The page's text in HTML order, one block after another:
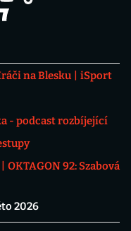
na Blesku
iSport
- podcast rozbíjející
OKTAGON 92: Szabová
2026